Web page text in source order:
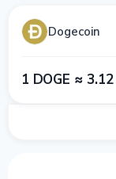
Dogecoin
1 DOGE ≈